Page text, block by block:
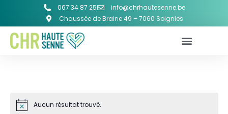
067 34 87 25
info@chrhautesenne.be
Chaussée de Braine 49 – 7060 Soignies
Aucun résultat trouvé.